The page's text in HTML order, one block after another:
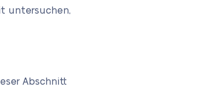
untersuchen,
Abschnitt